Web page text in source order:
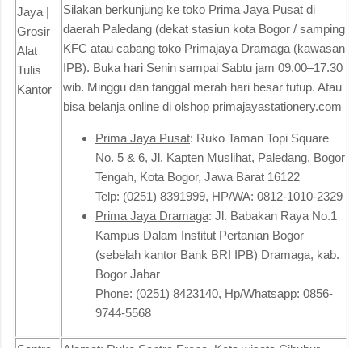
Jaya |
Grosir
Alat
Tulis
Kantor
Silakan berkunjung ke toko Prima Jaya Pusat di
daerah Paledang (dekat stasiun kota Bogor / samping
KFC atau cabang toko Primajaya Dramaga (kawasan
IPB). Buka hari Senin sampai Sabtu jam 09.00–17.30
wib. Minggu dan tanggal merah hari besar tutup. Atau
bisa belanja online di olshop primajayastationery.com
Prima Jaya Pusat: Ruko Taman Topi Square
No. 5 & 6, Jl. Kapten Muslihat, Paledang, Bogor
Tengah, Kota Bogor, Jawa Barat 16122
Telp: (0251) 8391999, HP/WA: 0812-1010-2329
Prima Jaya Dramaga: Jl. Babakan Raya No.1
Kampus Dalam Institut Pertanian Bogor
(sebelah kantor Bank BRI IPB) Dramaga, kab.
Bogor Jabar
Phone: (0251) 8423140, Hp/Whatsapp: 0856-
9744-5568